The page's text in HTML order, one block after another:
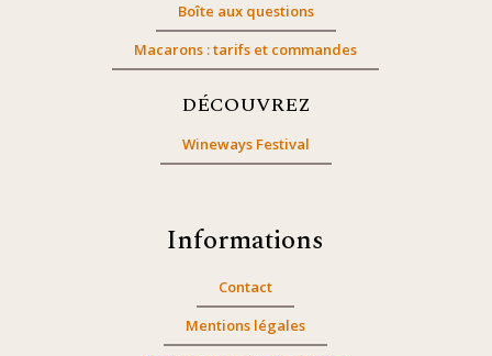
Boîte aux questions
Macarons : tarifs et commandes
DÉCOUVREZ
Wineways Festival
Informations
Contact
Mentions légales